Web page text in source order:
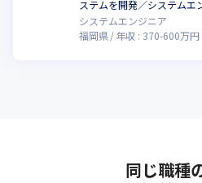
ステムを開発／システムエ
システムエンジニア
福岡県
年収 : 370-600万円
同じ職種